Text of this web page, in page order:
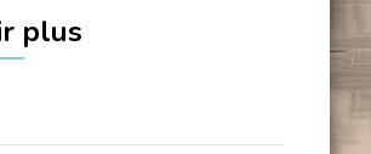
plus